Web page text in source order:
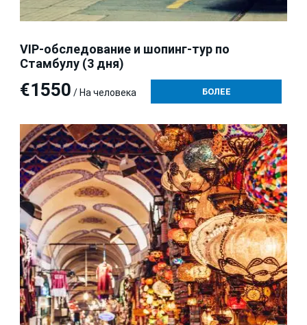
VIP-обследование и шопинг-тур по
Стамбулу (3 дня)
€1550 / На человека БОЛЕЕ